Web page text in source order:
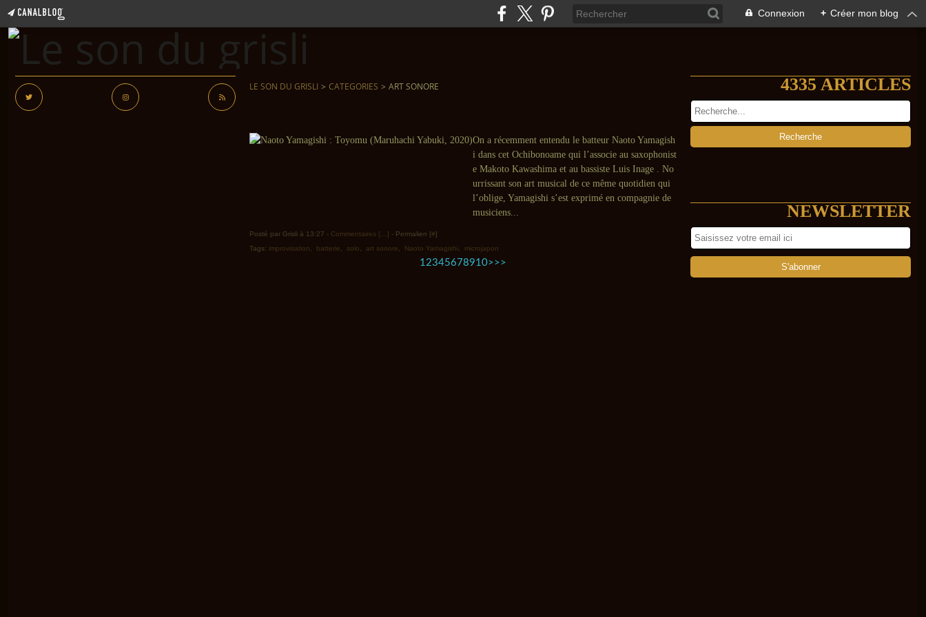
Connexion + Créer mon blog
LE SON DU GRISLI > CATEGORIES > ART SONORE
On a récemment entendu le batteur Naoto Yamagish
i dans cet Ochibonoame qui l’associe au saxophonist
e Makoto Kawashima et au bassiste Luis Inage . No
urrissant son art musical de ce même quotidien qui
l’oblige, Yamagishi s’est exprimé en compagnie de
musiciens...
Posté par Grisli à 13:27 - Commentaires [ ] - Permalien [#]
Tags: improvisation batterie solo art sonore Naoto Yamagishi microjapon
123456 78910
20
30
40 >>>
4335 ARTICLES
NEWSLETTER